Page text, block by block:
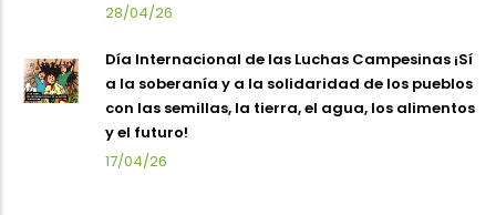
28/04/26
Día Internacional de las Luchas Campesinas ¡Sí
a la soberanía y a la solidaridad de los pueblos
con las semillas, la tierra, el agua, los alimentos
y el futuro!
17/04/26